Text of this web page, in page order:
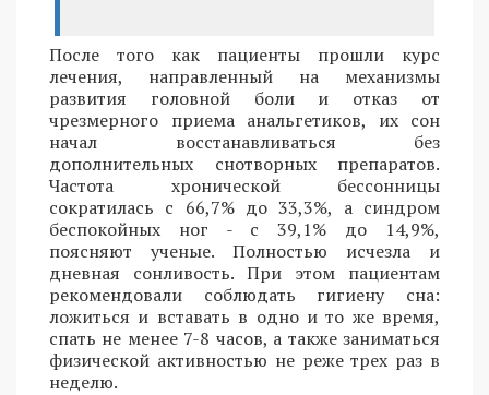
После того как пациенты прошли курс
лечения, направленный на механизмы
развития головной боли и отказ от
чрезмерного приема анальгетиков, их сон
начал восстанавливаться без
дополнительных снотворных препаратов.
Частота хронической бессонницы
сократилась с 66,7% до 33,3%, а синдром
беспокойных ног - с 39,1% до 14,9%,
поясняют ученые. Полностью исчезла и
дневная сонливость. При этом пациентам
рекомендовали соблюдать гигиену сна:
ложиться и вставать в одно и то же время,
спать не менее 7-8 часов, а также заниматься
физической активностью не реже трех раз в
неделю.